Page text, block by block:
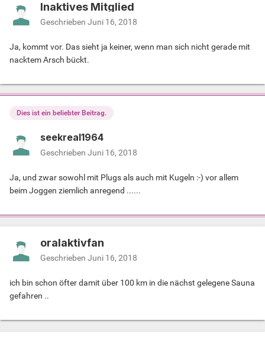
Inaktives Mitglied
Geschrieben Juni 16, 2018
Ja, kommt vor. Das sieht ja keiner, wenn man sich nicht gerade mit
nacktem Arsch bückt.
Dies ist ein beliebter Beitrag.
seekreal1964
Geschrieben Juni 16, 2018
Ja, und zwar sowohl mit Plugs als auch mit Kugeln :-) vor allem
beim Joggen ziemlich anregend ......
oralaktivfan
Geschrieben Juni 16, 2018
ich bin schon öfter damit über 100 km in die nächst gelegene Sauna
gefahren ..